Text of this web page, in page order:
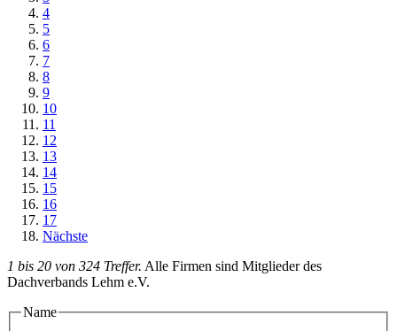
4
5
6
7
8
9
10
11
12
13
14
15
16
17
Nächste
1 bis 20 von 324 Treffer. Alle Firmen sind Mitglieder des
Dachverbands Lehm e.V.
Name